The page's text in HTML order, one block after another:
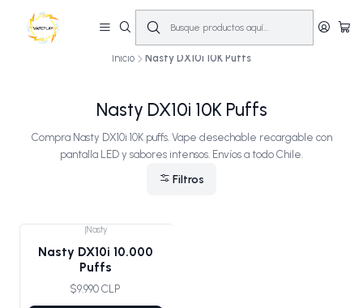
10% OFF primera compra! | Compra antes de las 14:00 y recíbelo el mismo
día en Santiago (Lun–Sáb)🚚💨
Inicio Nasty DX10i 10K Puffs
Nasty DX10i 10K Puffs
Compra Nasty DX10i 10K puffs. Vape desechable recargable con
pantalla LED y sabores intensos. Envíos a todo Chile.
Filtros
Nasty
Nasty DX10i 10.000
Puffs
$9.990 CLP